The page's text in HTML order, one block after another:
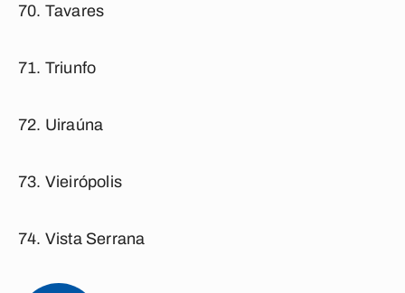
Tavares
Triunfo
Uiraúna
Vieirópolis
Vista Serrana